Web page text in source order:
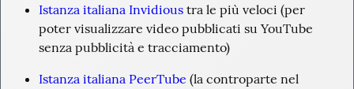
Istanza italiana Invidious tra le più veloci (per
poter visualizzare video pubblicati su YouTube
senza pubblicità e tracciamento)
Istanza italiana PeerTube (la controparte nel